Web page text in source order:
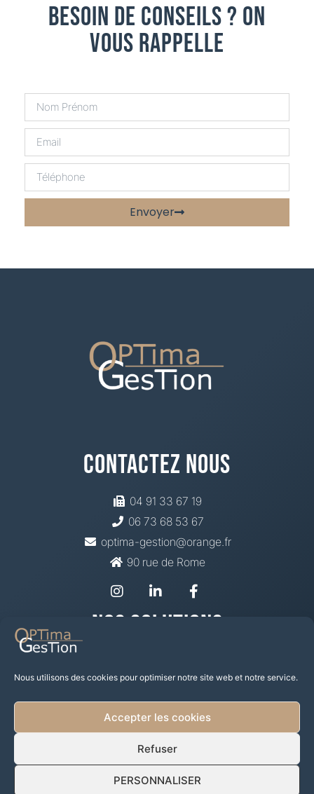
Nous utilisons des cookies pour optimiser notre site web et notre service.
Accepter les cookies
Refuser
PERSONNALISER
Besoin De Conseils ? On
Vous Rappelle
Envoyer
Contactez Nous
04 91 33 67 19
06 73 68 53 67
optima-gestion@orange.fr
90 rue de Rome
Nos Solutions
Mutuelle
Placement financier
Prêts et Défiscalisation Immo